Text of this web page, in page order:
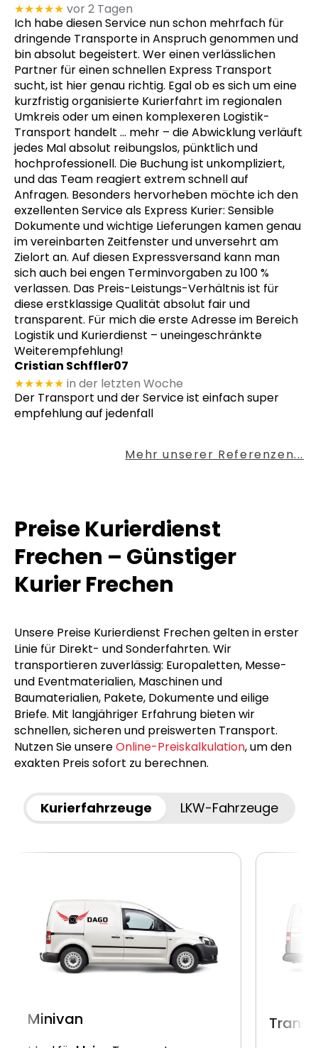
★★★★★ vor 2 Tagen
Ich habe diesen Service nun schon mehrfach für
dringende Transporte in Anspruch genommen und
bin absolut begeistert. Wer einen verlässlichen
Partner für einen schnellen Express Transport
sucht, ist hier genau richtig. Egal ob es sich um eine
kurzfristig organisierte Kurierfahrt im regionalen
Umkreis oder um einen komplexeren Logistik-
Transport handelt … mehr – die Abwicklung verläuft
jedes Mal absolut reibungslos, pünktlich und
hochprofessionell. Die Buchung ist unkompliziert,
und das Team reagiert extrem schnell auf
Anfragen. Besonders hervorheben möchte ich den
exzellenten Service als Express Kurier: Sensible
Dokumente und wichtige Lieferungen kamen genau
im vereinbarten Zeitfenster und unversehrt am
Zielort an. Auf diesen Expressversand kann man
sich auch bei engen Terminvorgaben zu 100 %
verlassen. Das Preis-Leistungs-Verhältnis ist für
diese erstklassige Qualität absolut fair und
transparent. Für mich die erste Adresse im Bereich
Logistik und Kurierdienst – uneingeschränkte
Weiterempfehlung!
Cristian Schffler07
★★★★★ in der letzten Woche
Der Transport und der Service ist einfach super
empfehlung auf jedenfall
Mehr unserer Referenzen...
Preise Kurierdienst
Frechen – Günstiger
Kurier Frechen
Unsere Preise Kurierdienst Frechen gelten in erster
Linie für Direkt- und Sonderfahrten. Wir
transportieren zuverlässig: Europaletten, Messe-
und Eventmaterialien, Maschinen und
Baumaterialien, Pakete, Dokumente und eilige
Briefe. Mit langjähriger Erfahrung bieten wir
schnellen, sicheren und preiswerten Transport.
Nutzen Sie unsereOnline-Preiskalkulation, um den
exakten Preis sofort zu berechnen.
Kurierfahrzeuge LKW-Fahrzeuge
Minivan